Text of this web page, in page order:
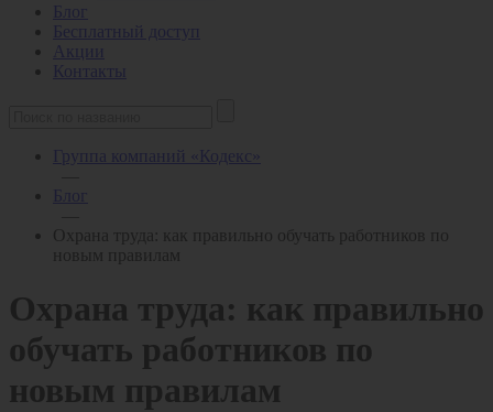
Блог
Бесплатный доступ
Акции
Контакты
Группа компаний «Кодекс»
Блог
Охрана труда: как правильно обучать работников по
новым правилам
Охрана труда: как правильно
обучать работников по
новым правилам